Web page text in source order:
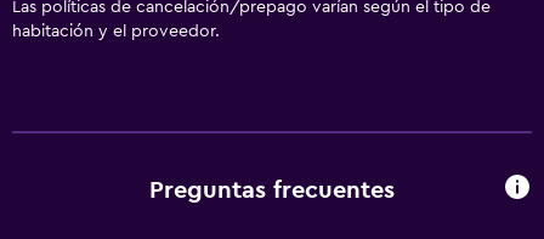
Las políticas de cancelación/prepago varían según el tipo de
habitación y el proveedor.
Preguntas frecuentes